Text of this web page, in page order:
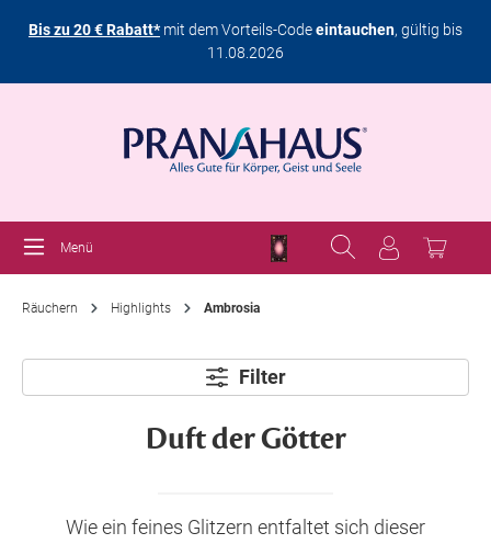
Bis zu 20 € Rabatt*mit dem Vorteils-Codeeintauchen, gültig bis
11.08.2026
Menü
Räuchern Highlights Ambrosia
Filter
Duft der Götter
Wie ein feines Glitzern entfaltet sich dieser